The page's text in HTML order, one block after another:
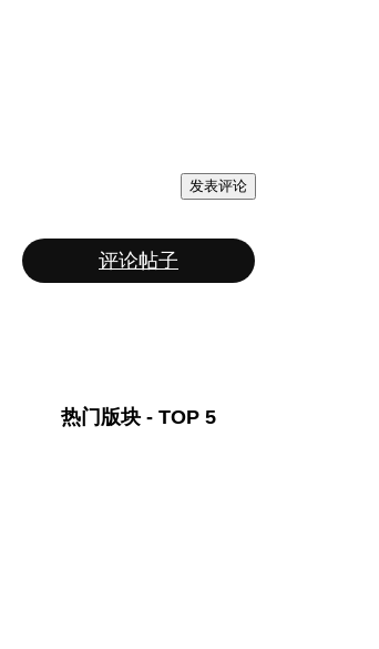
发表评论
评论帖子
热门版块 - TOP 5